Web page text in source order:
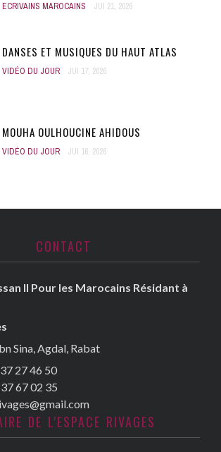
ECRIVAINS MAROCAINS JUI 21, 2026
DANSES ET MUSIQUES DU HAUT ATLAS
VIDÉO DU JOUR JUI 17, 2026
MOUHA OULHOUCINE AHIDOUS
VIDÉO DU JOUR JUI 16, 2026
CONTACT
II Pour les Marocains Résidant à
Sina, Agdal, Rabat
27 46 50
67 02 35
DE L'ESPACE RIVAGES